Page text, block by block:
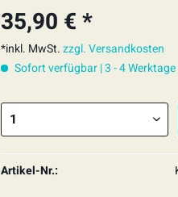
35,90 € *
*inkl. MwSt.zzgl. Versandkosten
Sofort verfügbar | 3 - 4 Werktage
Artikel-Nr.: